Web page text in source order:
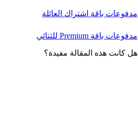
مدفوعات باقة اشتراك العائلة
مدفوعات باقة Premium للثنائي
هل كانت هذه المقالة مفيدة؟